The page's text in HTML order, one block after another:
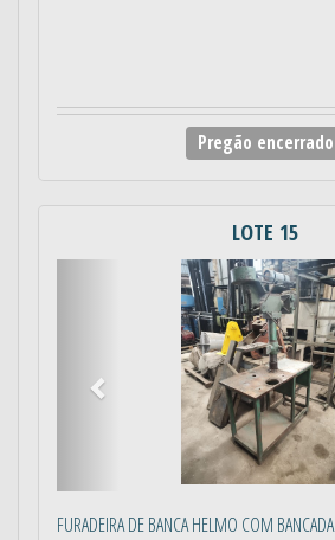
Pregão encerrado
LOTE 15
FURADEIRA DE BANCA HELMO COM BANCADA